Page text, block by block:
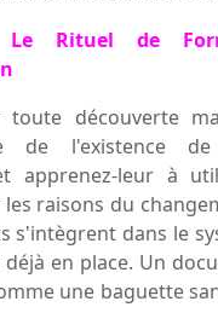
Rituel de
toute découverte
de l'existence de
apprenez-leur à
les raisons du
s'intègrent dans le
déjà en place. Un
une baguette